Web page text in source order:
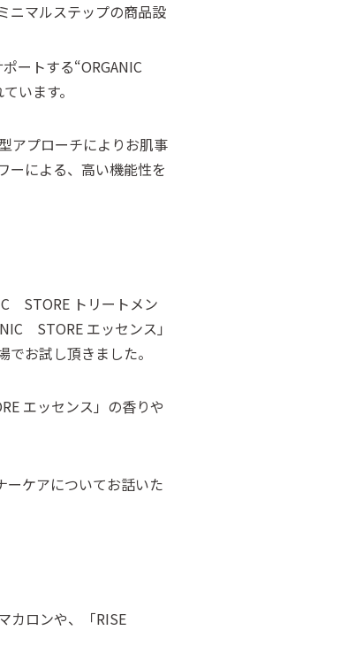
ニマルステップの商品設
ートする“ORGANIC
います。
アプローチによりお肌事
ーによる、高い機能性を
STORE トリートメン
STORE エッセンス」
でお試し頂きました。
エッセンス」の香りや
ーケアについてお話いた
カロンや、「RISE